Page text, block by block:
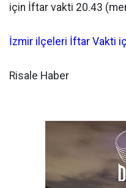
için İftar vakti 20.43
İzmir ilçeleri İftar Vakti
Risale Haber